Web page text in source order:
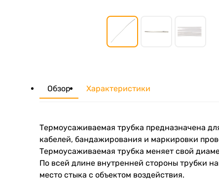
Обзор Характеристики
Термоусаживаемая трубка предназначена
кабелей, бандажирования и маркировки
Термоусаживаемая трубка меняет свой
По всей длине внутренней стороны трубки
место стыка с объектом воздействия.